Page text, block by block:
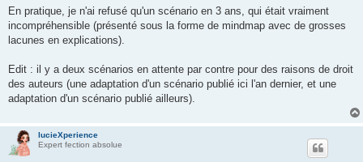
En pratique, je n'ai refusé qu'un scénario en 3 ans, qui était vraiment
incompréhensible (présenté sous la forme de mindmap avec de grosses
lacunes en explications).
Edit : il y a deux scénarios en attente par contre pour des raisons de droit
des auteurs (une adaptation d'un scénario publié ici l'an dernier, et une
adaptation d'un scénario publié ailleurs).
lucieXperience
Expert fection absolue